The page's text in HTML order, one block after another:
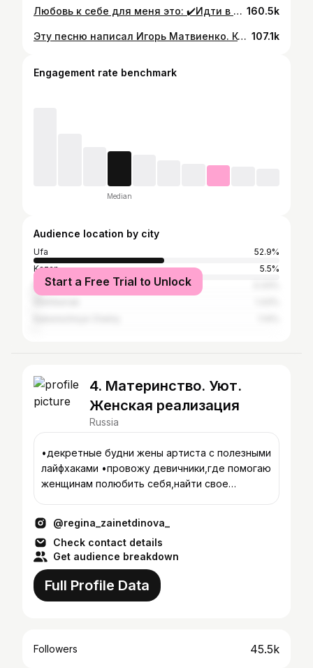
Любовь к себе для меня это: ✔️Идти в туалет по первому же зову, а не когда накормишь всю семью ✔️Чистить каждый зубик, не торопясь, качественной красивой щеткой ✔️Пристегиваться за рулем и ездить на чистой машине ✔️Носить только удобную и хорошую обувь ✔️Если угождать, только новорожденному ребенку ✔️Ложиться рано и спать на свежей постели в заранее проветренной комнате ✔️Носить красивое нижнее белье комплектом (верх и низ одинаковый. Всегда!) ✔️Если пить алкоголь, только качественный и дорогой (в моем случае лучше вообще не пить. Болею даже от глоточка) ✔️Быть честной с собой, держать слово перед собой, не предавать себя ✔️Кормить себя только полезной вкусной едой, вовремя, а не когда дела закончатся ✔️Заботиться о своем теле - анализы, спорт, вкусные кремики ✔️Уметь себя прощать за ошибки ✔️Жить только с тем, с кем хорошо. Продолжи список 👇🏾 160.5k
Эту песню написал Игорь Матвиенко. Когда в 2015 ом взорвался самолет в небе над Синаем. Я тогда корреспондент новостей. О трагедии приходилось знать и интересоваться больше чем другие. Видеть тоже. Работа была такая. Про малышку «Дарину - главный пассажир» навзрыд читали стихи всей редакцией. А до этого тонула Булгария, горела «Европа». Каждый раз думаешь - как это пережить.. К чему угодно можно привыкнуть, но не к трагедиям. . Эта песня словно медитация после самых больших потерь🙏🏽 Остается только Жить. Жить. Жить. 107.1k
Engagement rate benchmark
Median
Audience location by city
Ufa
52.9%
Kazan
5.5%
Moscow
Start a Free Trial to Unlock
4. Материнство. Уют.
Женская реализация
Russia
•декретные будни жены артиста с полезными
лайфхаками •провожу девичники,где помогаю
женщинам полюбить себя,найти свое
@regina_zainetdinova_
Check contact details
Get audience breakdown
Full Profile Data
Followers 45.5k